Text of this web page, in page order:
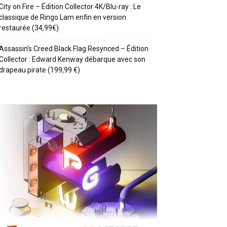
on Fire – Édition Collector 4K/Blu-ray : Le
de Ringo Lam enfin en version
(34,99€)
Creed Black Flag Resynced – Édition
: Edward Kenway débarque avec son
pirate (199,99 €)